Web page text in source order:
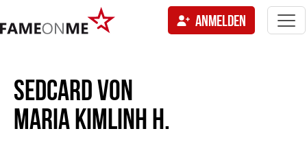
ANMELDEN
SEDCARD VON
MARIA KIMLINH H.